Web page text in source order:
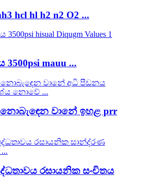
hcl hl h2 n2 O2 ...
mauu ...
වානේ ඉහළ prr
රසායනික සංචිතය